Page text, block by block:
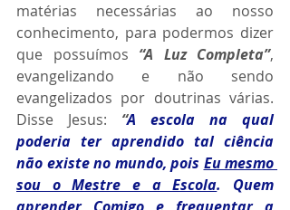
matérias necessárias ao nosso
conhecimento, para podermos dizer
que possuímos “A Luz Completa”,
evangelizando e não sendo
evangelizados por doutrinas várias.
Disse Jesus: “A escola na qual
poderia ter aprendido tal ciência
não existe no mundo, pois Eu mesmo
sou o Mestre e a Escola. Quem